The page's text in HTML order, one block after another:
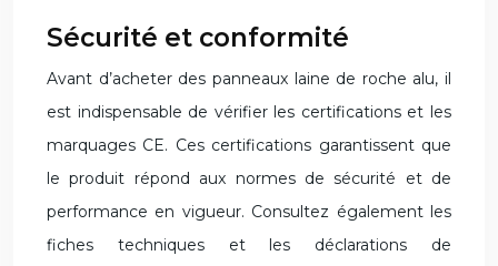
Sécurité et conformité
Avant d’acheter des panneaux laine de roche alu, il
est indispensable de vérifier les certifications et les
marquages CE. Ces certifications garantissent que
le produit répond aux normes de sécurité et de
performance en vigueur. Consultez également les
fiches techniques et les déclarations de